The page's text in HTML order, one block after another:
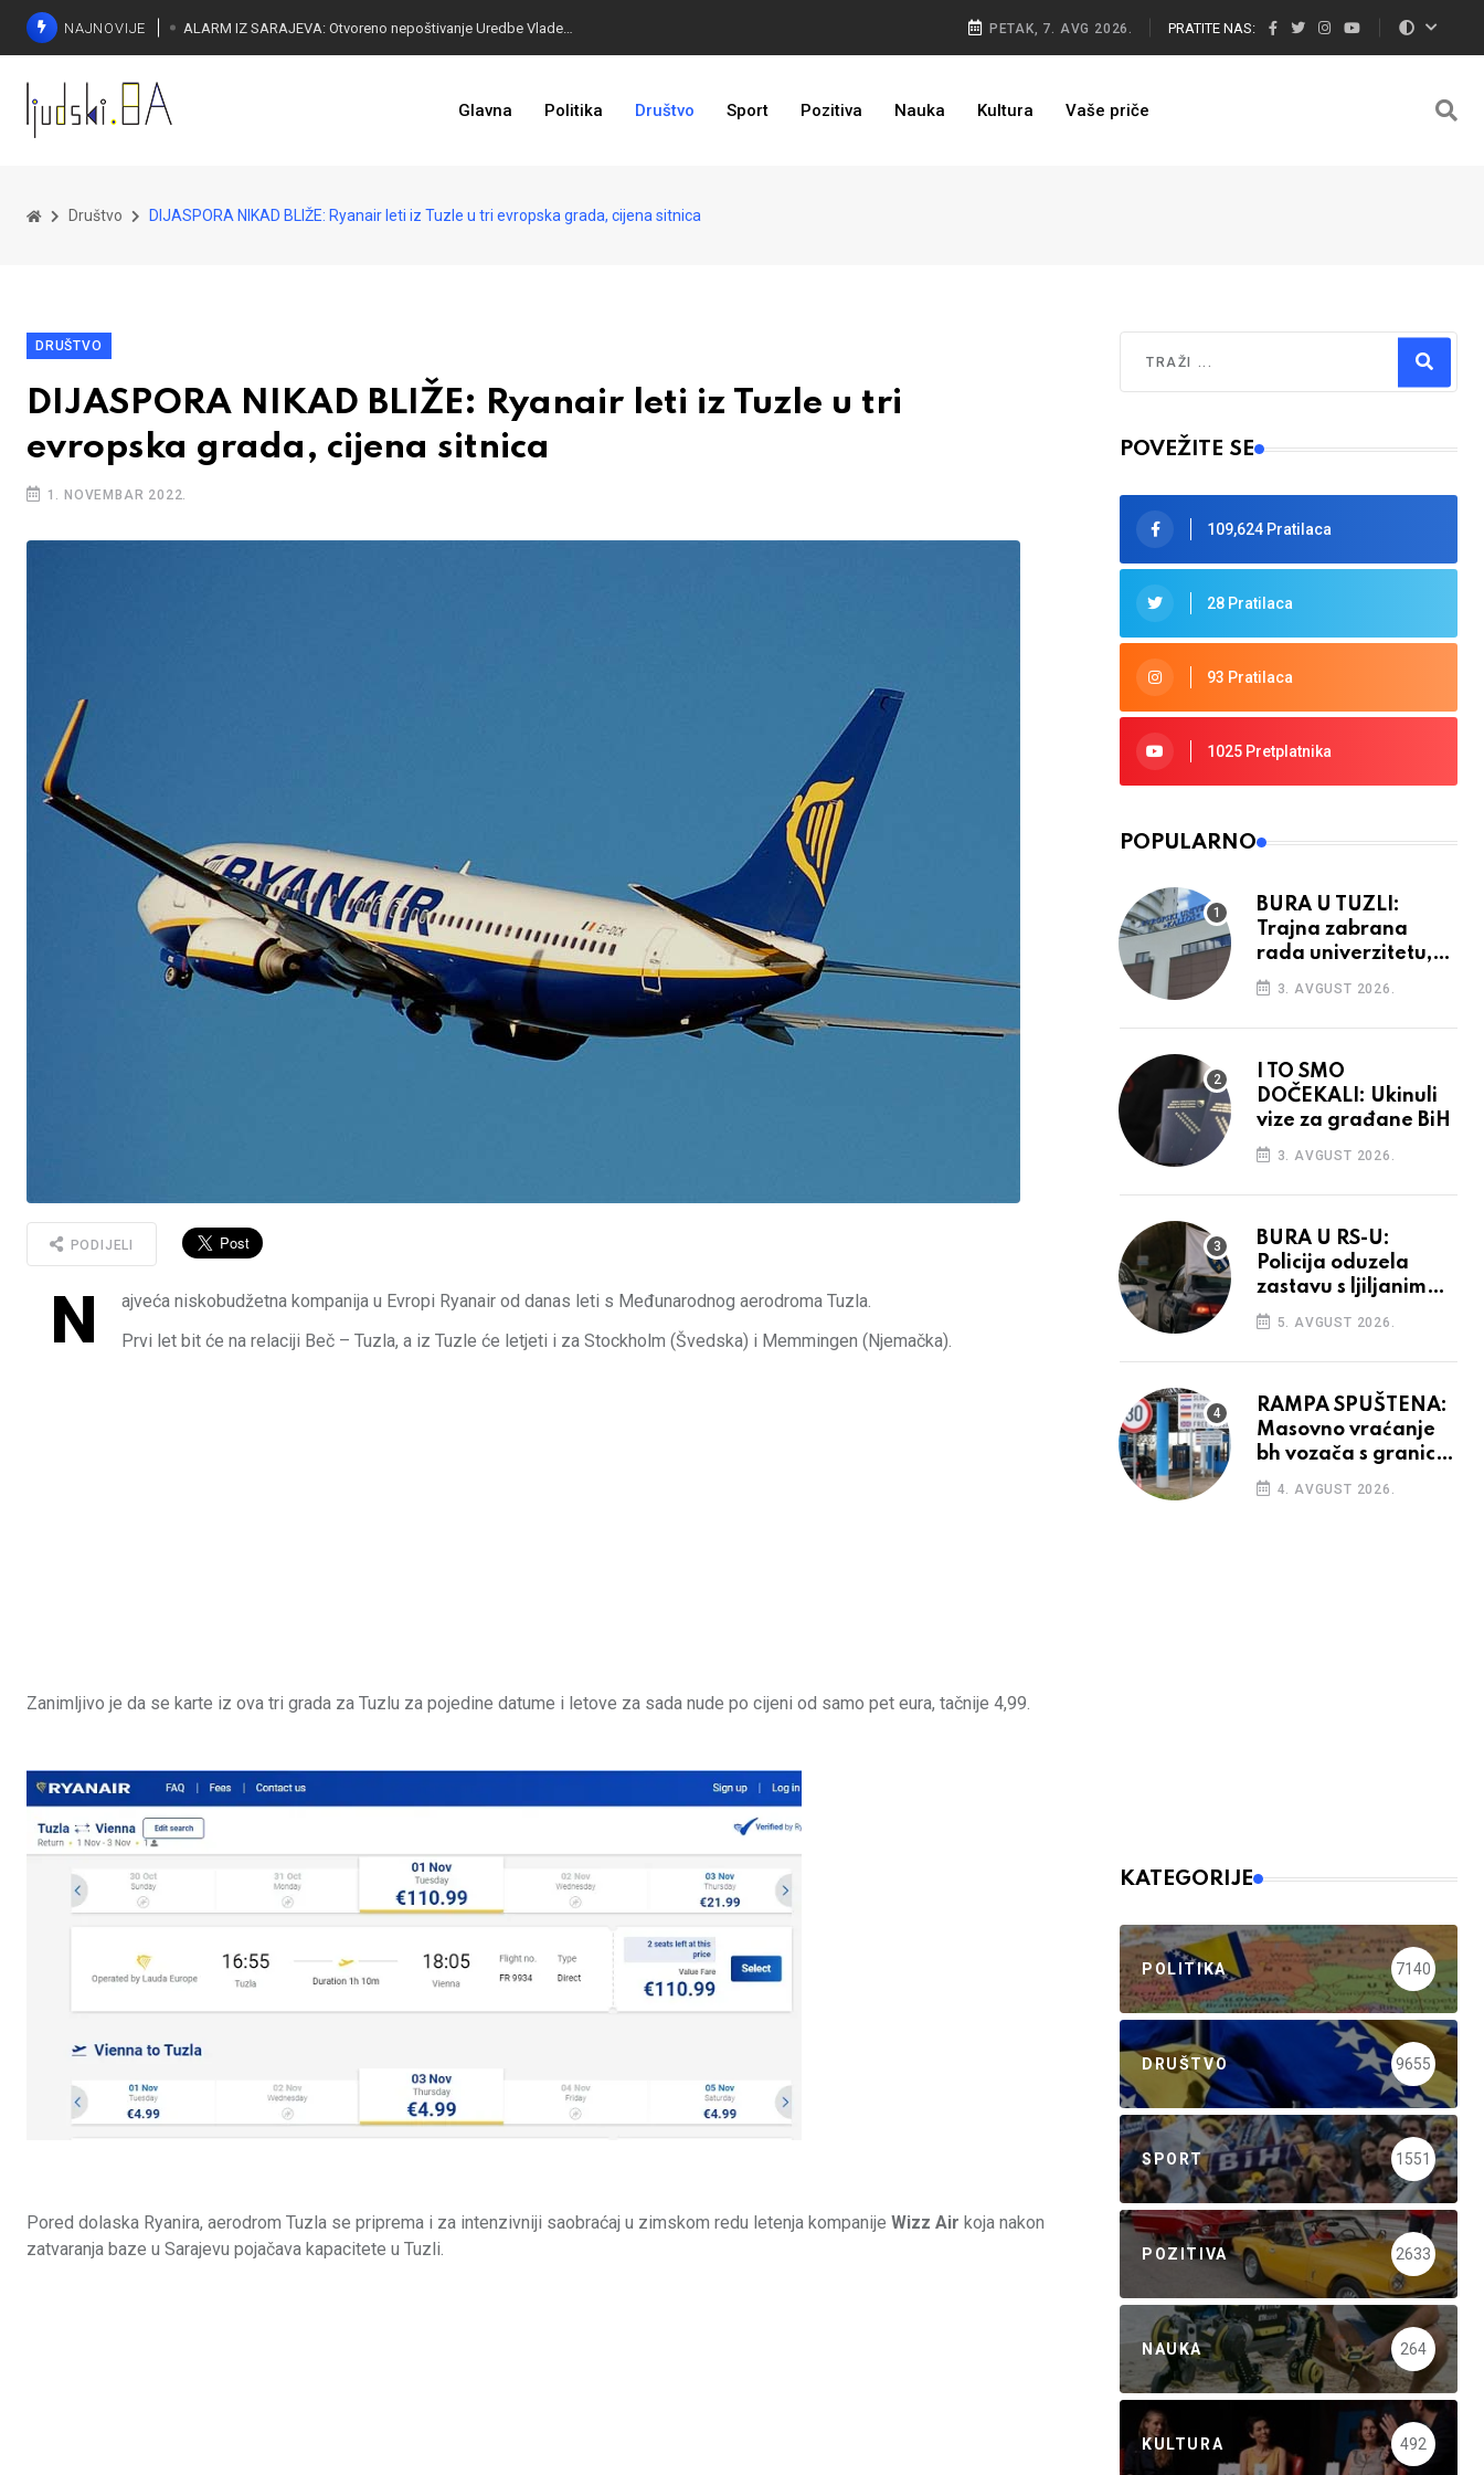
NAJNOVIJE PETAK, 7. AVG 2026. PRATITE NAS:
Glavna Politika Društvo Sport Pozitiva Nauka Kultura Vaše priče
Društvo DIJASPORA NIKAD BLIŽE: Ryanair leti iz Tuzle u tri evropska grada, cijena sitnica
DRUŠTVO
DIJASPORA NIKAD BLIŽE: Ryanair leti iz Tuzle u tri
evropska grada, cijena sitnica
1. NOVEMBAR 2022.
PODIJELI
N
ajveća niskobudžetna kompanija u Evropi Ryanair od danas leti s Međunarodnog aerodroma Tuzla.
Prvi let bit će na relaciji Beč – Tuzla, a iz Tuzle će letjeti i za Stockholm (Švedska) i Memmingen (Njemačka).
Zanimljivo je da se karte iz ova tri grada za Tuzlu za pojedine datume i letove za sada nude po cijeni od samo pet eura, tačnije 4,99.
Pored dolaska Ryanira, aerodrom Tuzla se priprema i za intenzivniji saobraćaj u zimskom redu letenja kompanije Wizz Air koja nakon
zatvaranja baze u Sarajevu pojačava kapacitete u Tuzli.
Type 2 or more characters for results.
POVEŽITE SE
109,624 Pratilaca
28 Pratilaca
93 Pratilaca
1025 Pretplatnika
POPULARNO
BURA U TUZLI:
Trajna zabrana
rada univerzitetu,
provedba sudskih
odluka
3. AVGUST 2026.
I TO SMO
DOČEKALI: Ukinuli
vize za građane BiH
3. AVGUST 2026.
BURA U RS-U:
Policija oduzela
zastavu s ljiljanima,
uručila prekršajni
nalog
5. AVGUST 2026.
RAMPA SPUŠTENA:
Masovno vraćanje
bh vozača s granica
EU, protesti na
vidiku
4. AVGUST 2026.
KATEGORIJE
POLITIKA 7140
DRUŠTVO 9655
SPORT 1551
POZITIVA 2633
NAUKA 264
KULTURA 492